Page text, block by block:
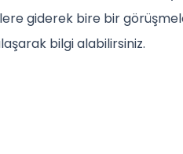
giderek bire bir
bilgi alabilirsiniz.